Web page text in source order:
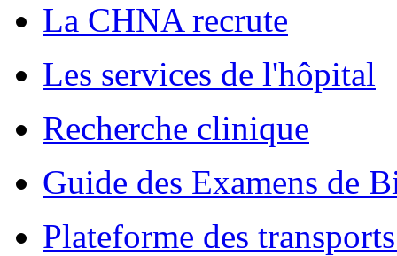
La CHNA recrute
Les services de l'hôpital
Recherche clinique
Guide des Examens de
Plateforme des